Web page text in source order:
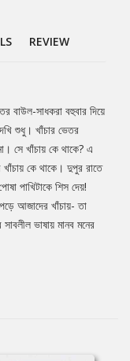
REVIEW
বাউল-সাধকরা বহুবার দিয়ে
শুধু। খাঁচার ভেতর
সে খাঁচায় কে থাকে? এ
কে থাকে। দুপুর রাতে
পাখিটাকে শিস দেয়!
পড়ে আজাদের খাঁচায়- তা
ভাষায় মানব মনের